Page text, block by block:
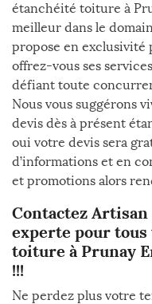
étanchéité toiture à
meilleur dans le
propose en
offrez-vous ses
défiant toute
Nous vous suggérons
devis dès à présent
oui votre devis sera
d’informations et en
et promotions alors
Contactez
experte pour tous
toiture à Prunay
!!!
Ne perdez plus votre